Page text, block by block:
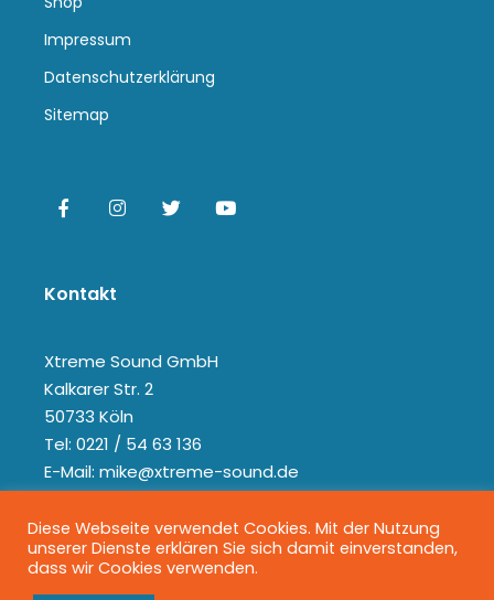
Impressum
Datenschutzerklärung
Sitemap
Kontakt
Xtreme Sound GmbH
Kalkarer Str. 2
50733 Köln
Tel: 0221 / 54 63 136
E-Mail: mike@xtreme-sound.de
Diese Webseite verwendet Cookies. Mit der Nutzung
unserer Dienste erklären Sie sich damit einverstanden,
dass wir Cookies verwenden.